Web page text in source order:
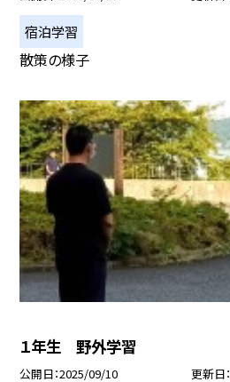
宿泊学習
散策の様子
１年生 野外学習
公開日 2025/09/10 更新日